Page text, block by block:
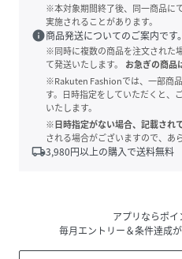
※本対象期間終了後、同一商品に
実施されることがあります。
info商品発送についてのご案内です。
※同時に複数の商品を注文された
て発送いたします。
お急ぎの商品
※Rakuten Fashionでは、一部商
す。日時指定をしていただくと、
いたします。
※日時指定がない場合、記載され
される場合がございますので、あ
local_shipping3,980円以上の購入で送料無料
アプリならポイ
毎月エントリー＆条件達成が